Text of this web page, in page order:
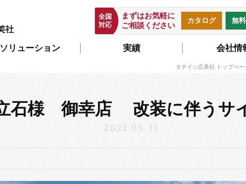
ソリューション 実績 会社情
無
カタログ
まずはお気軽に
ご相談ください
全国
対応
タテイシ広美社 トップペー
石様 御幸店 改装に伴うサ
2021.05.31